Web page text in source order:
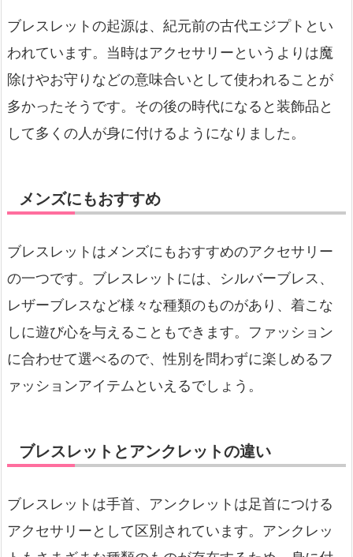
ブレスレットの起源は、紀元前の古代エジプトとい
われています。当時はアクセサリーというよりは魔
除けやお守りなどの意味合いとして使われることが
多かったそうです。その後の時代になると装飾品と
して多くの人が身に付けるようになりました。
メンズにもおすすめ
ブレスレットはメンズにもおすすめのアクセサリー
の一つです。ブレスレットには、シルバーブレス、
レザーブレスなど様々な種類のものがあり、着こな
しに遊び心を与えることもできます。ファッション
に合わせて選べるので、性別を問わずに楽しめるフ
ァッションアイテムといえるでしょう。
ブレスレットとアンクレットの違い
ブレスレットは手首、アンクレットは足首につける
アクセサリーとして区別されています。アンクレッ